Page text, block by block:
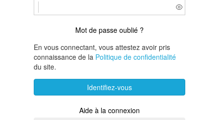
Mot de passe oublié ?
En vous connectant, vous attestez avoir pris
connaissance de la Politique de confidentialité
du site.
Identifiez-vous
Aide à la connexion